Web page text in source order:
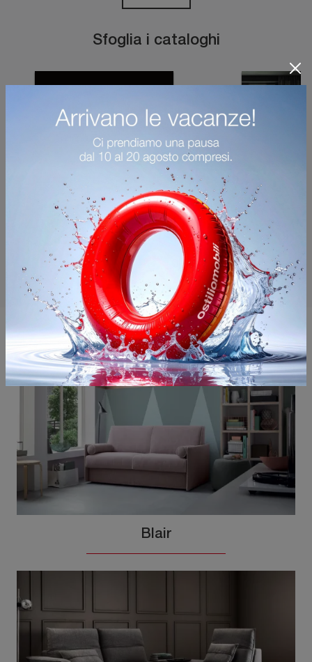
Sfoglia i cataloghi
Potrebbero piacerti anche
Blair